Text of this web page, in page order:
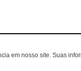
em nosso site. Suas